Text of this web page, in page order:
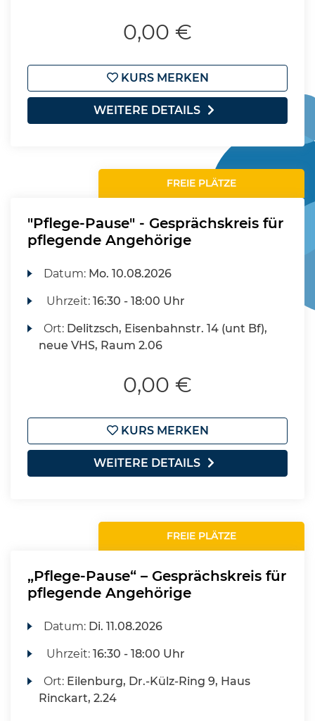
0,00 €
KURS MERKEN
WEITERE DETAILS
FREIE PLÄTZE
"Pflege-Pause" - Gesprächskreis für
pflegende Angehörige
Datum: Mo. 10.08.2026
Uhrzeit:16:30 - 18:00 Uhr
Ort: Delitzsch, Eisenbahnstr. 14 (unt Bf),
neue VHS, Raum 2.06
0,00 €
KURS MERKEN
WEITERE DETAILS
FREIE PLÄTZE
„Pflege-Pause“ – Gesprächskreis für
pflegende Angehörige
Datum: Di. 11.08.2026
Uhrzeit:16:30 - 18:00 Uhr
Ort: Eilenburg, Dr.-Külz-Ring 9, Haus
Rinckart, 2.24